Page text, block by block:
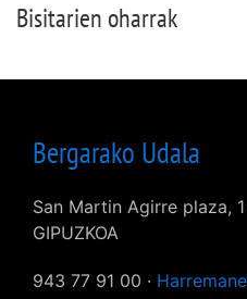
Bisitarien oharrak
Bergarako Udala
San Martin Agirre plaza, 1
GIPUZKOA
943 77 91 00 ·